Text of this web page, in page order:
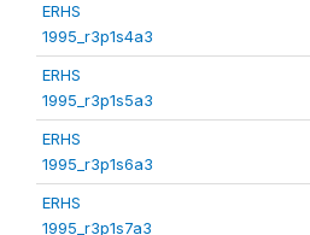
ERHS
1995_r3p1s4a3
ERHS
1995_r3p1s5a3
ERHS
1995_r3p1s6a3
ERHS
1995_r3p1s7a3